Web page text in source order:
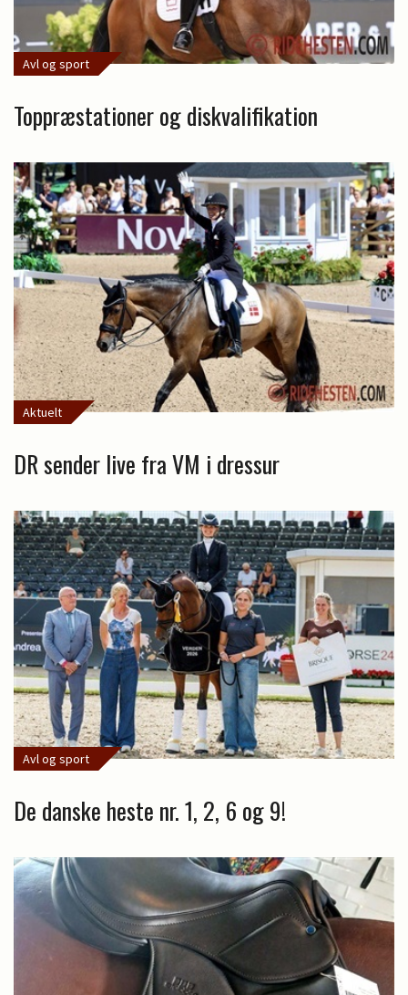
Avl og sport
Toppræstationer og diskvalifikation
Aktuelt
DR sender live fra VM i dressur
Avl og sport
De danske heste nr. 1, 2, 6 og 9!